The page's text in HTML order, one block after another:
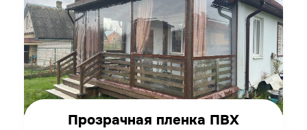
Прозрачная пленка ПВХ